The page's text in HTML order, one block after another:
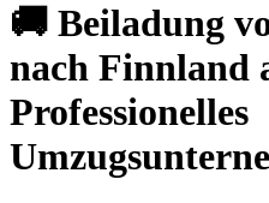
🚚 Beiladung
nach Finnland
Professionelles